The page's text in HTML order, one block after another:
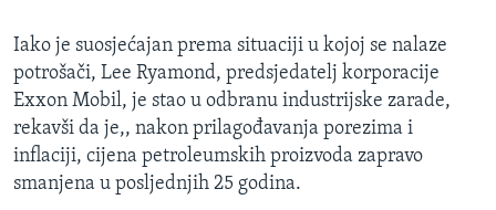
Iako je suosjećajan prema situaciji u kojoj se nalaze
potrošači, Lee Ryamond, predsjedatelj korporacije
Exxon Mobil, je stao u odbranu industrijske zarade,
rekavši da je,, nakon prilagođavanja porezima i
inflaciji, cijena petroleumskih proizvoda zapravo
smanjena u posljednjih 25 godina.